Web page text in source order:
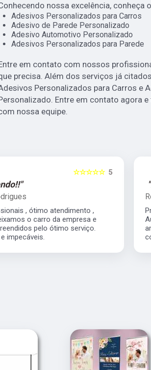
nossa excelência, conheça
Adesivos Personalizados para Carros
Adesivo de Parede Personalizado
Adesivo Automotivo Personalizado
Adesivos Personalizados para Parede
em contato com nossos
precisa. Além dos serviços já
Personalizados para Carros e
Entre em contato agora
nossa equipe.
5
☆☆☆☆☆
, ótimo atendimento ,
o carro da empresa e
pelo ótimo serviço.
impecáveis.